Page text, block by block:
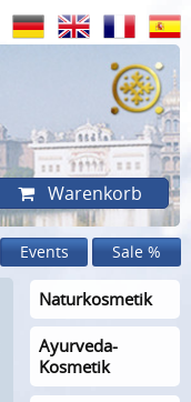
Warenkorb
Events Sale %
Naturkosme­tik
Ayurveda-
Kosmetik